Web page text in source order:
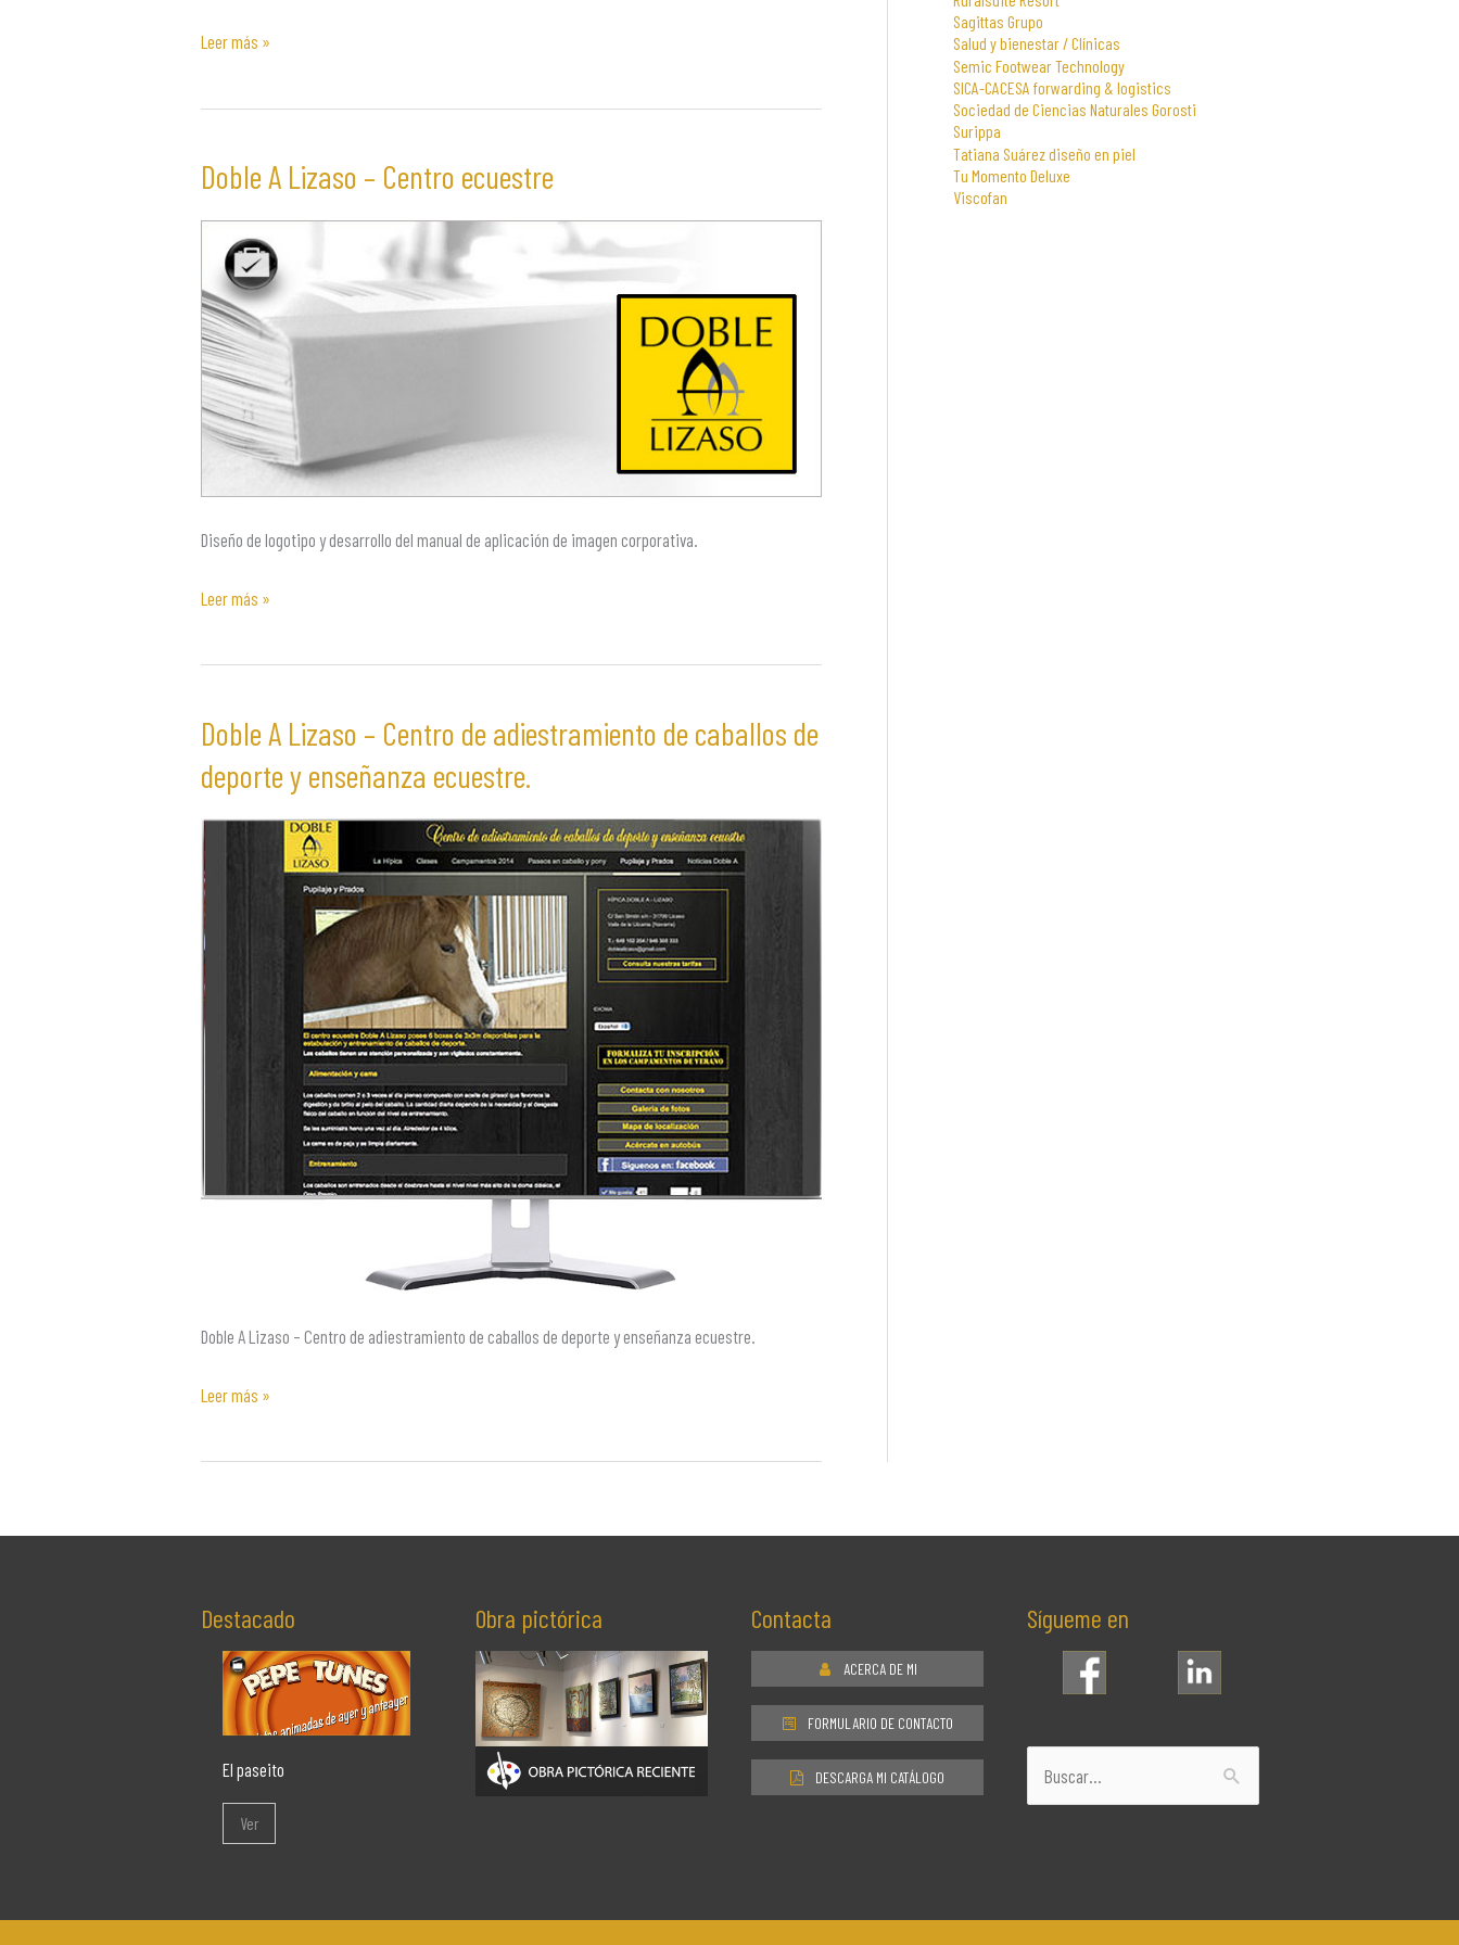
Leer más »
Doble A Lizaso – Centro ecuestre
Diseño de logotipo y desarrollo del manual de aplicación de imagen corporativa.
Doble
Centro
ecuestre
Leer más »
Doble A Lizaso – Centro de adiestramiento de caballos de
deporte y enseñanza ecuestre.
Doble A Lizaso – Centro de adiestramiento de caballos de deporte y enseñanza ecuestre.
Doble
Lizaso
–
Centro
de
adiestramiento
de
caballos
de
deporte
Leer más »
Sagittas Grupo
Salud y bienestar / Clínicas
Semic Footwear Technology
SICA-CACESA forwarding & logistics
Sociedad de Ciencias Naturales Gorosti
Surippa
Tatiana Suárez diseño en piel
Tu Momento Deluxe
Viscofan
Destacado
El paseito
Ver
Obra pictórica Contacta
ACERCA DE MI
FORMULARIO DE CONTACTO
DESCARGA MI CATÁLOGO
Sígueme en
Buscar
por: